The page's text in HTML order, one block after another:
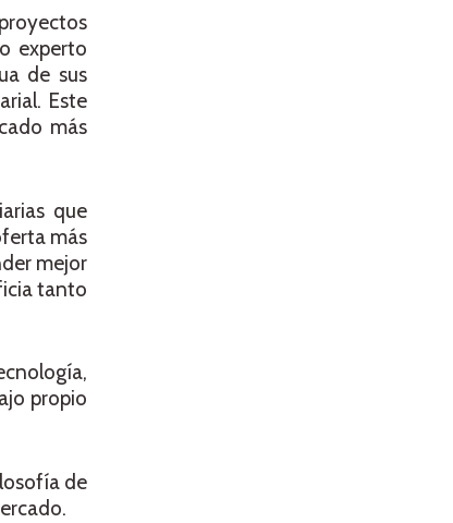
experto
de sus
Este
más
que
más
mejor
tanto
propio
de